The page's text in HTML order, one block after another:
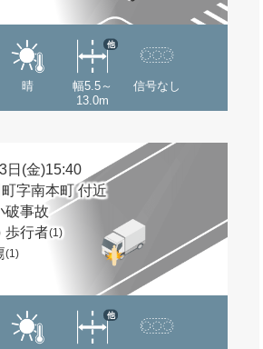
晴
幅5.5～
13.0m
他
信号なし
日(金)15:40
字南本町 付近
破事故
歩行者(1)
(1)
他